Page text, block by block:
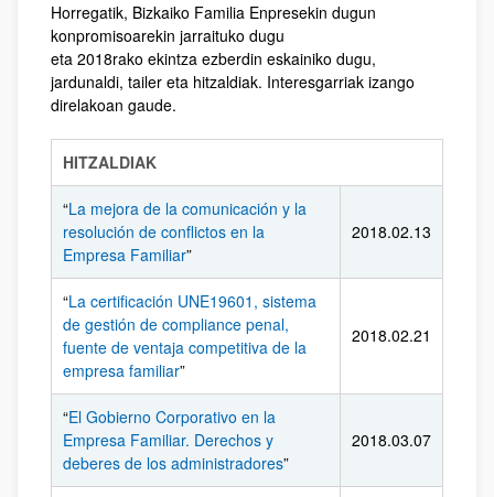
Horregatik, Bizkaiko Familia Enpresekin dugun
konpromisoarekin jarraituko dugu
eta 2018rako ekintza ezberdin eskainiko dugu,
jardunaldi, tailer eta hitzaldiak. Interesgarriak izango
direlakoan gaude.
HITZALDIAK
“La mejora de la comunicación y la
resolución de conflictos en la
Empresa Familiar”
2018.02.13
“La certificación UNE19601, sistema
de gestión de compliance penal,
fuente de ventaja competitiva de la
empresa familiar”
2018.02.21
“El Gobierno Corporativo en la
Empresa Familiar. Derechos y
deberes de los administradores”
2018.03.07